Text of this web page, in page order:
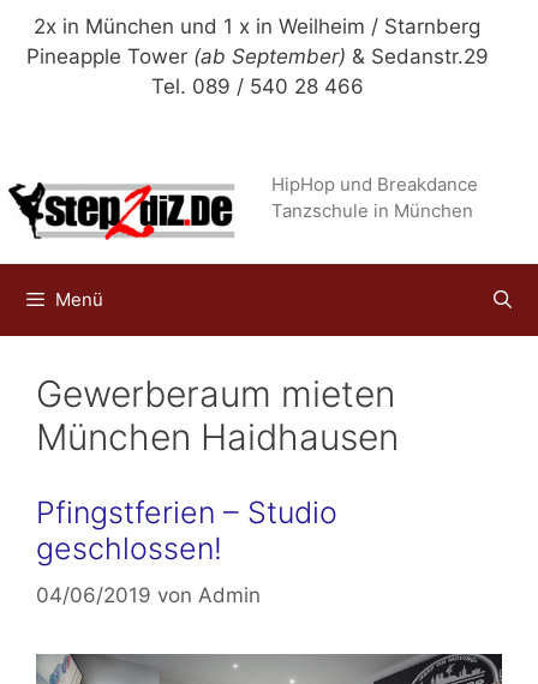
Zum
Inhalt
2x in München und 1 x in Weilheim / Starnberg
Pineapple Tower (ab September) & Sedanstr.29
Tel. 089 / 540 28 466
HipHop und Breakdance
Tanzschule in München
Menü
Gewerberaum mieten
München Haidhausen
Pfingstferien – Studio
geschlossen!
04/06/2019 von Admin